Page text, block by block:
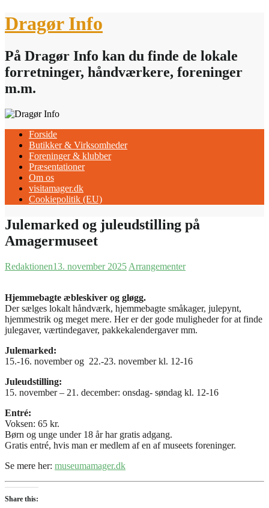
Skip
to
Dragør Info
På Dragør Info kan du finde de lokale
forretninger, håndværkere, foreninger
m.m.
Forside
Butikker & Virksomheder
Foreninger & klubber
Præsentationer
Om os
visitamager.dk
Cookiepolitik (EU)
Julemarked og juleudstilling på
Amagermuseet
Redaktionen13. november 2025 Arrangementer
Hjemmebagte æbleskiver og gløgg.
Der sælges lokalt håndværk, hjemmebagte småkager, julepynt,
hjemmestrik og meget mere. Her er der gode muligheder for at finde
julegaver, værtindegaver, pakkekalendergaver mm.
Julemarked:
15.-16. november og 22.-23. november kl. 12-16
Juleudstilling:
15. november – 21. december: onsdag- søndag kl. 12-16
Entré:
Voksen: 65 kr.
Børn og unge under 18 år har gratis adgang.
Gratis entré, hvis man er medlem af en af museets foreninger.
Se mere her: museumamager.dk
Share this: